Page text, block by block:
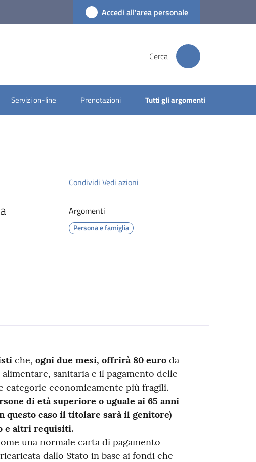
Accedi all'area personale
Cerca
Servizi on-line Prenotazioni Tutti gli argomenti
Condividi Vedi azioni
Argomenti
Persona e famiglia
che, ogni due mesi, offrirà 80 euroda
sanitaria e il pagamento delle
categorie economicamente più fragili.
di età superiore o uguale ai 65 anni
questo caso il titolare sarà il genitore)
e altri requisiti.
una normale carta di pagamento
dallo Stato in base ai fondi che